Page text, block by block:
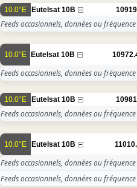
10.0°E Eutelsat 10B
Feeds occasionnels, données ou
10.0°E Eutelsat 10B
Feeds occasionnels, données ou
10.0°E Eutelsat 10B
Feeds occasionnels, données ou
10.0°E Eutelsat 10B
Feeds occasionnels, données ou
Feeds occasionnels, données ou